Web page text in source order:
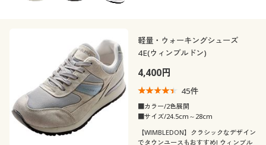
軽量・ウォーキングシューズ
4E(ウィンブルドン)
4,400円
45件
■カラー/2色展開
■サイズ/24.5cm～28cm
【WIMBLEDON】クラシックなデザイン
でタウンユースもおすすめ! ウィンブル